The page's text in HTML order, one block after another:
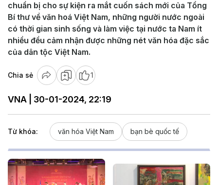
chuẩn bị cho sự kiện ra mắt cuốn sách mới của Tổng
Bí thư về văn hoá Việt Nam, những người nước ngoài
có thời gian sinh sống và làm việc tại nước ta Nam ít
nhiều đều cảm nhận được những nét văn hóa đặc sắc
của dân tộc Việt Nam.
Chia sẻ 1
VNA | 30-01-2024, 22:19
Từ khóa: văn hóa Việt Nam bạn bè quốc tế